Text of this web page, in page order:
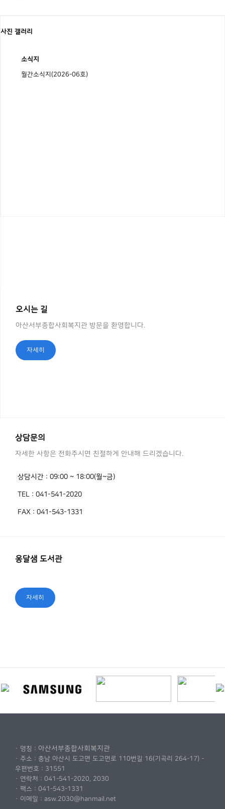
사진 갤러리
소식지
월간소식지(2026-06호)
오시는 길
아산서부종합사회복지관 방문을 환영합니다.
자세히
상담문의
자세한 사항은 전화주시면 친절하게 안내해 드리겠습니다.
상담시간 : 09:00 ~ 18:00(월~금)
TEL : 041-541-2020
FAX : 041-543-1331
옹달샘 도서관
자세히
· 명칭 : 아산서부종합사회복지관
· 주소 : 충남 아산시 도고면 도고면로 110번길 16(기곡리 264-17) -
우편번호 : 31551
· 연락처 : 041-541-2020, 2030
· 팩스 : 041-543-1331
· 이메일 : asw.2030@hanmail.net